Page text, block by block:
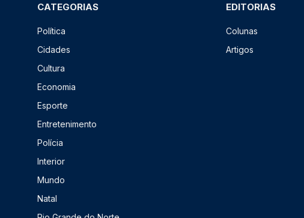
CATEGORIAS
Política
Cidades
Cultura
Economia
Esporte
Entretenimento
Polícia
Interior
Mundo
Natal
EDITORIAS
Colunas
Artigos